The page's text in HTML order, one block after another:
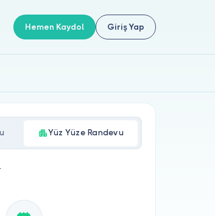
Hemen Kaydol Giriş Yap
Yüz Yüze Randevu